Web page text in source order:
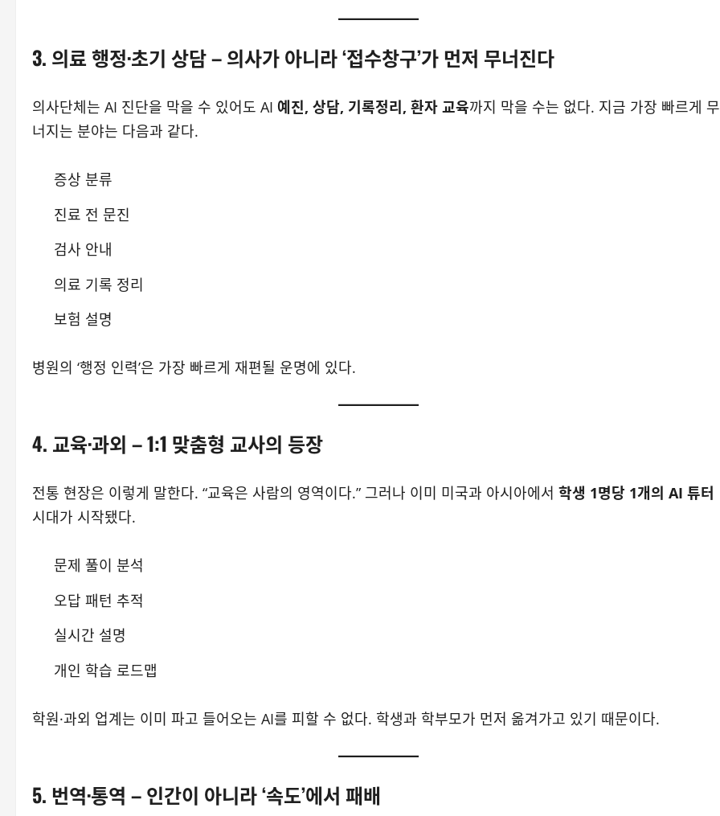
3. 의료 행정·초기 상담 – 의사가 아니라 ‘접수창구’가 먼저 무너진다
의사단체는 AI 진단을 막을 수 있어도 AI 예진, 상담, 기록정리, 환자 교육까지 막을 수는 없다. 지금 가장 빠르게 무
너지는 분야는 다음과 같다.
증상 분류
진료 전 문진
검사 안내
의료 기록 정리
보험 설명
병원의 ‘행정 인력’은 가장 빠르게 재편될 운명에 있다.
4. 교육·과외 – 1:1 맞춤형 교사의 등장
전통 현장은 이렇게 말한다. “교육은 사람의 영역이다.” 그러나 이미 미국과 아시아에서 학생 1명당 1개의 AI 튜터
시대가 시작됐다.
문제 풀이 분석
오답 패턴 추적
실시간 설명
개인 학습 로드맵
학원·과외 업계는 이미 파고 들어오는 AI를 피할 수 없다. 학생과 학부모가 먼저 옮겨가고 있기 때문이다.
5. 번역·통역 – 인간이 아니라 ‘속도’에서 패배